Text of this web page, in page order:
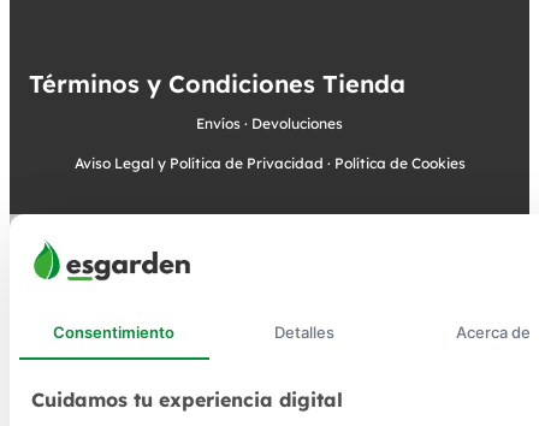
Términos y Condiciones Tienda
Envíos · Devoluciones
Aviso Legal y Política de Privacidad · Política de Cookies
Consentimiento Detalles Acerca de
Cuidamos tu experiencia digital